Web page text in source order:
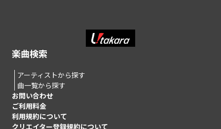
楽曲検索
アーティストから探す
曲一覧から探す
お問い合わせ
ご利用料金
利用規約について
クリエイター登録規約について